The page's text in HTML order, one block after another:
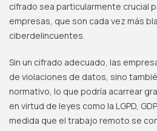
cifrado sea particularmente crucial
empresas, que son cada vez más
ciberdelincuentes.
Sin un cifrado adecuado, las
de violaciones de datos, sino
normativo, lo que podría acarrear
en virtud de leyes como la LGPD,
medida que el trabajo remoto se